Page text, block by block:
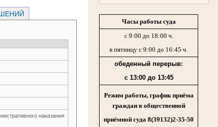
Часы работы суда
с 9:00 до 18:00 ч.
в пятницу с 9:00 до 16:45 ч.
обеденный перерыв:
с 13:00 до 13:45
Режим работы, график приёма
граждан в общественной
приёмной суда 8(39132)2-35-50
наказания